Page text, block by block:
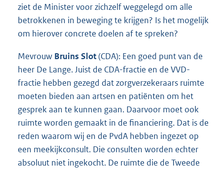
ziet de Minister voor zichzelf weggelegd om alle
betrokkenen in beweging te krijgen? Is het mogelijk
om hierover concrete doelen af te spreken?
Mevrouw Bruins Slot(CDA): Een goed punt van de
heer De Lange. Juist de CDA-fractie en de VVD-
fractie hebben gezegd dat zorgverzekeraars ruimte
moeten bieden aan artsen en patiënten om het
gesprek aan te kunnen gaan. Daarvoor moet ook
ruimte worden gemaakt in de financiering. Dat is de
reden waarom wij en de PvdA hebben ingezet op
een meekijkconsult. Die consulten worden echter
absoluut niet ingekocht. De ruimte die de Tweede